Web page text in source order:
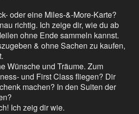
oder eine Miles-&-More-Karte?
richtig. Ich zeige dir, wie du ab
ohne Ende sammeln kannst.
& ohne Sachen zu kaufen,
Wünsche und Träume. Zum
und First Class fliegen? Dir
machen? In den Suiten der
Ich zeig dir wie.